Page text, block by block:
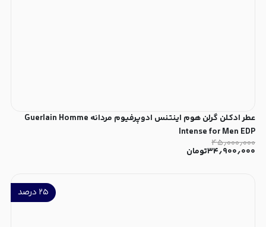
عطر ادکلن گرلن هوم اینتنس ادوپرفیوم مردانه Guerlain Homme
Intense for Men EDP
۴۵٫۰۰۰٫۰۰۰
۳۴٫۹۰۰٫۰۰۰تومان
۲۵ درصد